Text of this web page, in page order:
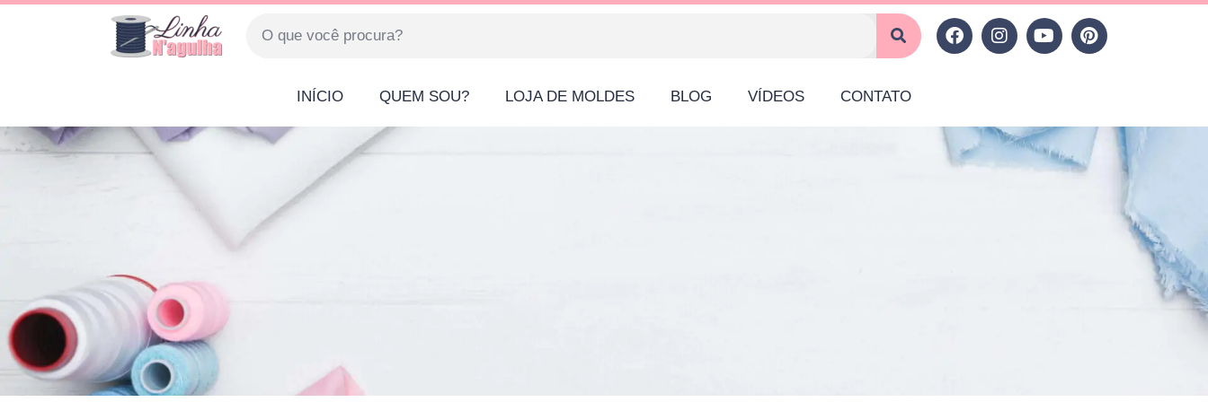
INÍCIO QUEM SOU? LOJA DE MOLDES BLOG VÍDEOS CONTATO